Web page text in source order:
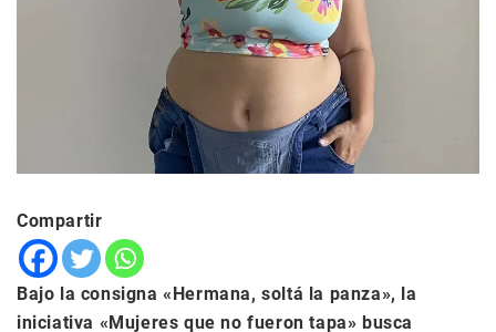
Compartir
Bajo la consigna «Hermana, soltá la panza», la
iniciativa «Mujeres que no fueron tapa» busca